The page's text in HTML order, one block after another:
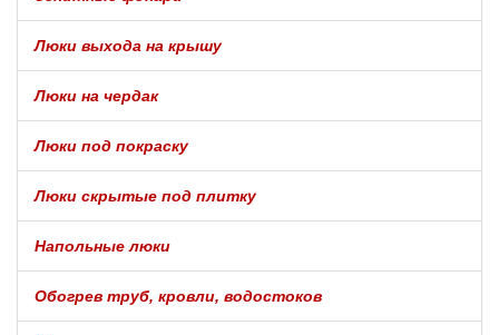
Люки выхода на крышу
Люки на чердак
Люки под покраску
Люки скрытые под плитку
Напольные люки
Обогрев труб, кровли, водостоков